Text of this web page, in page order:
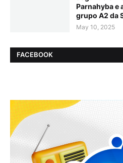
Parnahyba e
grupo A2 da
May 10, 2025
FACEBOOK